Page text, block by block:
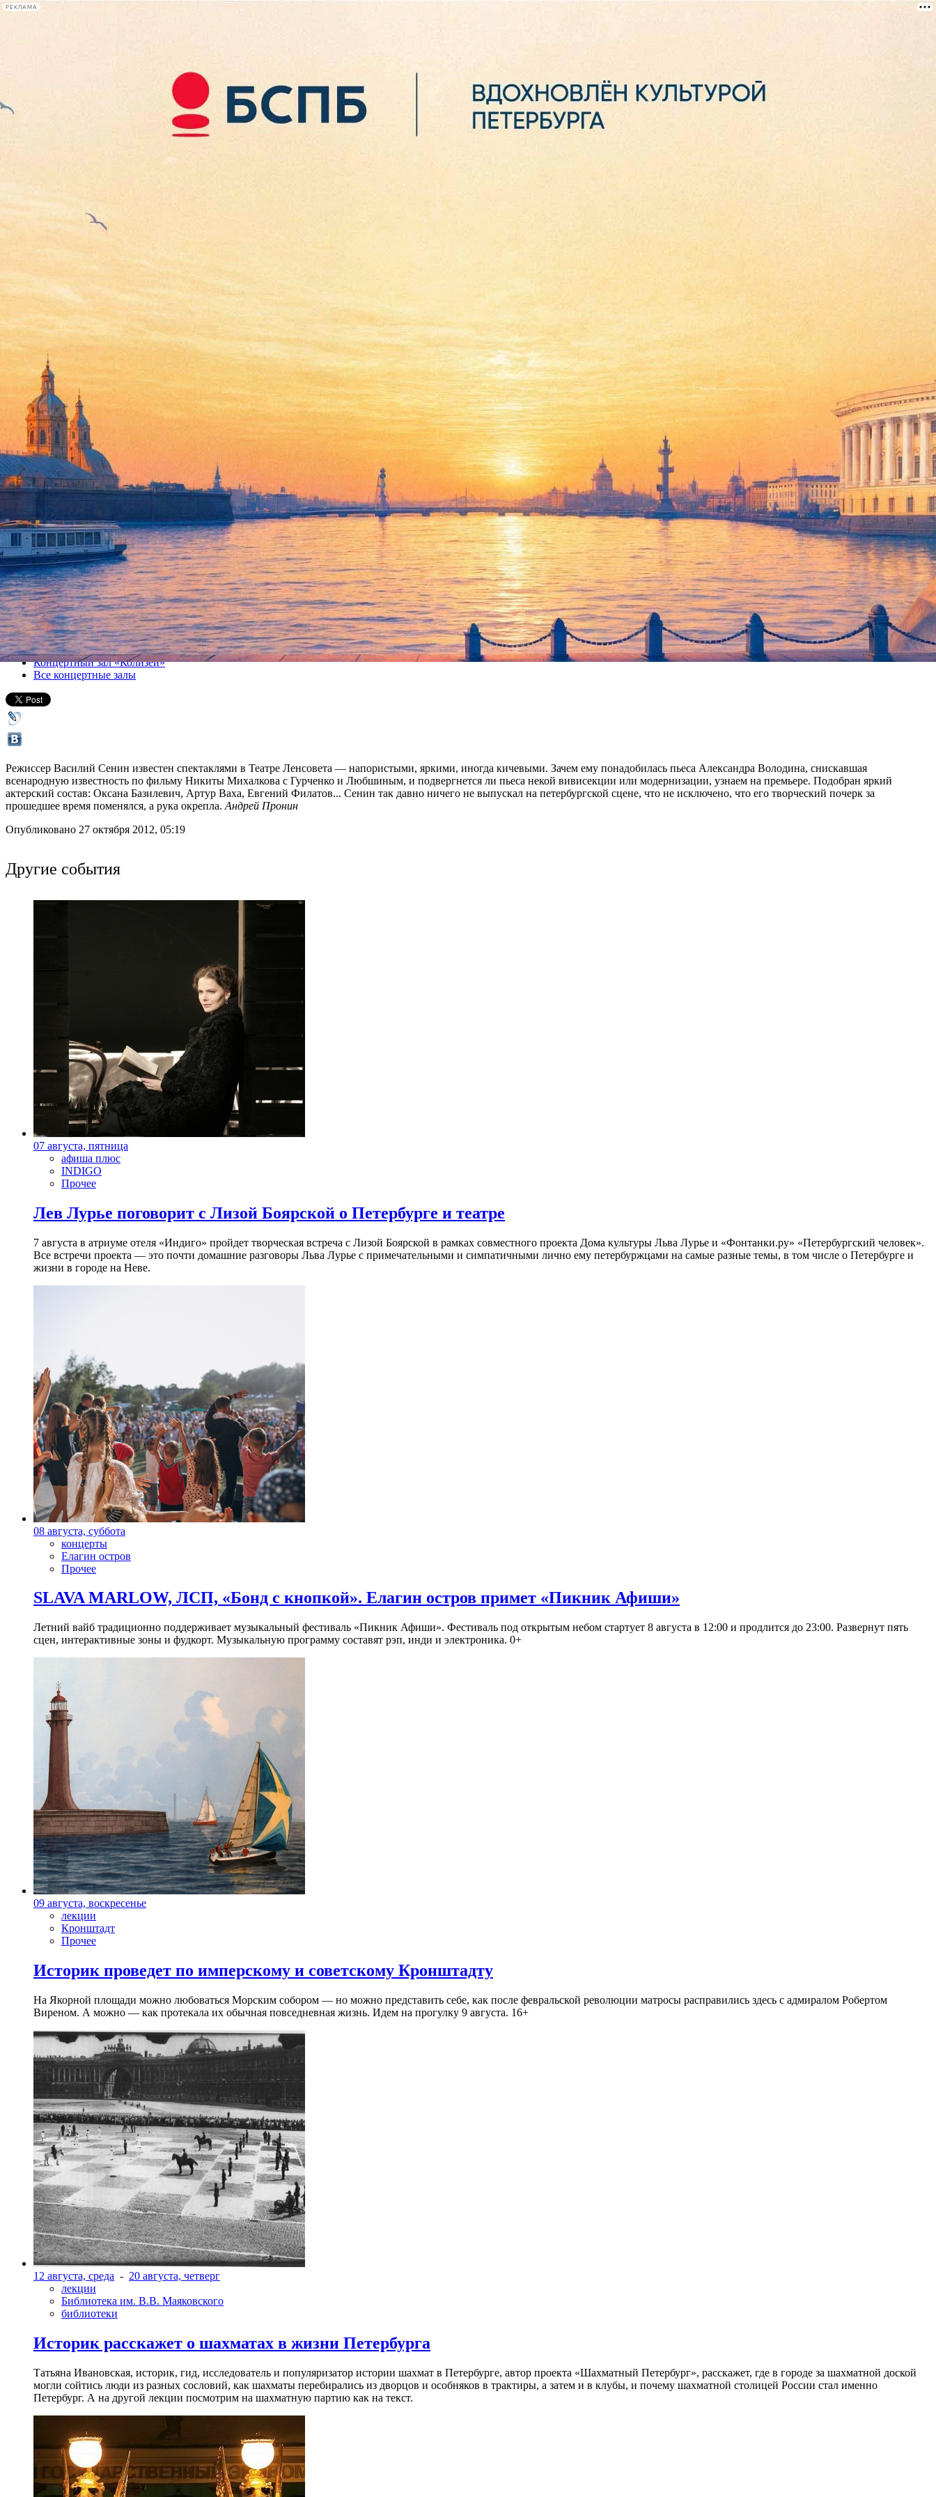
РЕКЛАМА
лекции
книги
Пять вечеров
01 ноября 2012, четверг-03 ноября 2012, суббота
Версия для печати
Все спектакли
Концертный зал «Колизей»
Все концертные залы
Режиссер Василий Сенин известен спектаклями в Театре Ленсовета — напористыми, яркими, иногда кичевыми. Зачем ему понадобилась пьеса Александра Володина, снискавшая
всенародную известность по фильму Никиты Михалкова с Гурченко и Любшиным, и подвергнется ли пьеса некой вивисекции или модернизации, узнаем на премьере. Подобран яркий
актерский состав: Оксана Базилевич, Артур Ваха, Евгений Филатов... Сенин так давно ничего не выпускал на петербургской сцене, что не исключено, что его творческий почерк за
прошедшее время поменялся, а рука окрепла. Андрей Пронин
Опубликовано 27 октября 2012, 05:19
Другие события
07 августа, пятница
афиша плюс
INDIGO
Прочее
Лев Лурье поговорит с Лизой Боярской о Петербурге и театре
7 августа в атриуме отеля «Индиго» пройдет творческая встреча с Лизой Боярской в рамках совместного проекта Дома культуры Льва Лурье и «Фонтанки.ру» «Петербургский человек».
Все встречи проекта — это почти домашние разговоры Льва Лурье с примечательными и симпатичными лично ему петербуржцами на самые разные темы, в том числе о Петербурге и
жизни в городе на Неве.
08 августа, суббота
концерты
Елагин остров
Прочее
SLAVA MARLOW, ЛСП, «Бонд с кнопкой». Елагин остров примет «Пикник Афиши»
Летний вайб традиционно поддерживает музыкальный фестиваль «Пикник Афиши». Фестиваль под открытым небом стартует 8 августа в 12:00 и продлится до 23:00. Развернут пять
сцен, интерактивные зоны и фудкорт. Музыкальную программу составят рэп, инди и электроника. 0+
09 августа, воскресенье
лекции
Кронштадт
Прочее
Историк проведет по имперскому и советскому Кронштадту
На Якорной площади можно любоваться Морским собором — но можно представить себе, как после февральской революции матросы расправились здесь с адмиралом Робертом
Виреном. А можно — как протекала их обычная повседневная жизнь. Идем на прогулку 9 августа. 16+
12 августа, среда - 20 августа, четверг
лекции
Библиотека им. В.В. Маяковского
библиотеки
Историк расскажет о шахматах в жизни Петербурга
Татьяна Ивановская, историк, гид, исследователь и популяризатор истории шахмат в Петербурге, автор проекта «Шахматный Петербург», расскажет, где в городе за шахматной доской
могли сойтись люди из разных сословий, как шахматы перебирались из дворцов и особняков в трактиры, а затем и в клубы, и почему шахматной столицей России стал именно
Петербург. А на другой лекции посмотрим на шахматную партию как на текст.